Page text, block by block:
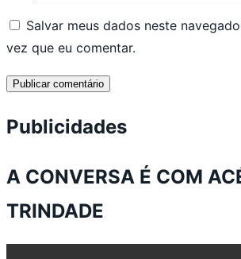
Salvar meus dados neste
vez que eu comentar.
Publicidades
A CONVERSA É COM
TRINDADE